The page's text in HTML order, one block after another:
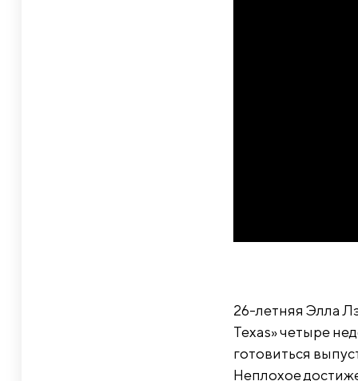
26-летняя Элла
Texas» четыре
готовиться
Неплохое